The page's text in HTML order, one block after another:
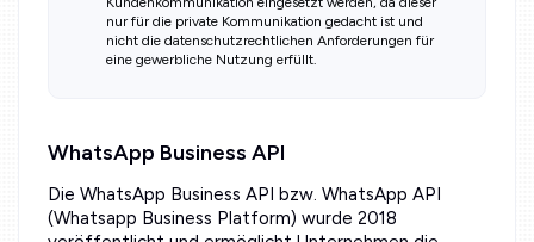
nur für die private Kommunikation gedacht ist und
nicht die datenschutzrechtlichen Anforderungen für
eine gewerbliche Nutzung erfüllt.
WhatsApp Business API
Die WhatsApp Business API bzw. WhatsApp API
(Whatsapp Business Platform) wurde 2018